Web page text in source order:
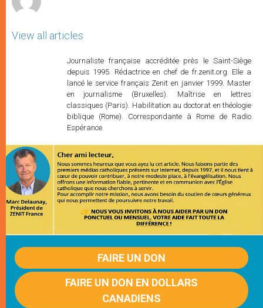
View all articles
Journaliste française accréditée près le Saint-Siège
depuis 1995. Rédactrice en chef de fr.zenit.org. Elle a
lancé le service français Zenit en janvier 1999. Master
en journalisme (Bruxelles). Maîtrise en lettres
classiques (Paris). Habilitation au doctorat en théologie
biblique (Rome). Correspondante à Rome de Radio
Espérance.
FAIRE UN DON
FAIRE UN DON EN DOLLARS
CANADIENS